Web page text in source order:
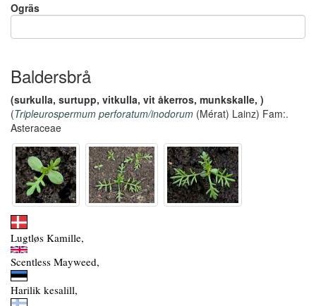
Ogräs
Baldersbrå
(surkulla, surtupp, vitkulla, vit åkerros, munkskalle, )
(Tripleurospermum perforatum/inodorum (Mérat) Lainz) Fam:.
Asteraceae
Lugtløs Kamille,
Scentless Mayweed,
Harilik kesalill,